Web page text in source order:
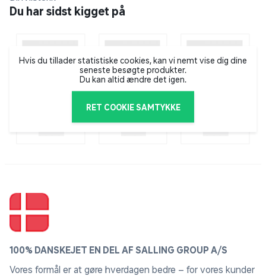
års garanti er Daily Cook-stegepanden en sikker og
holdbar investering, der gør madlavningen både
sund madlavning.
• Keramisk non-stick belægning
• Premium rustfrit stål
• Thermo-Signal™
• Ergonomisk håndtag
Du har sidst kigget på
Hvis du tillader statistiske cookies, kan vi nemt vise dig dine
seneste besøgte produkter.
Du kan altid ændre det igen.
RET COOKIE SAMTYKKE
100% DANSKEJET EN DEL AF SALLING GROUP A/S
Vores formål er at gøre hverdagen bedre – for vores kunder